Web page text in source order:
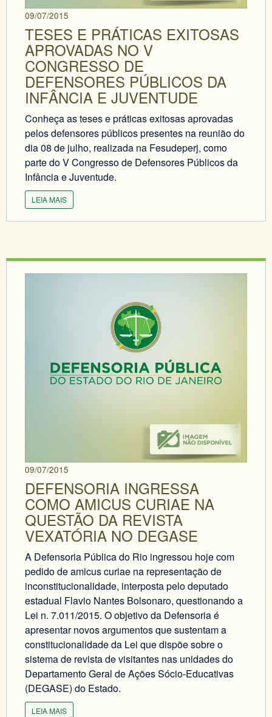
09/07/2015
TESES E PRÁTICAS EXITOSAS
APROVADAS NO V
CONGRESSO DE
DEFENSORES PÚBLICOS DA
INFÂNCIA E JUVENTUDE
Conheça as teses e práticas exitosas aprovadas
pelos defensores públicos presentes na reunião do
dia 08 de julho, realizada na Fesudeperj, como
parte do V Congresso de Defensores Públicos da
Infância e Juventude.
LEIA MAIS
09/07/2015
DEFENSORIA INGRESSA
COMO AMICUS CURIAE NA
QUESTÃO DA REVISTA
VEXATÓRIA NO DEGASE
A Defensoria Pública do Rio ingressou hoje com
pedido de amicus curiae na representação de
inconstitucionalidade, interposta pelo deputado
estadual Flavio Nantes Bolsonaro, questionando a
Lei n. 7.011/2015. O objetivo da Defensoria é
apresentar novos argumentos que sustentam a
constitucionalidade da Lei que dispõe sobre o
sistema de revista de visitantes nas unidades do
Departamento Geral de Ações Sócio-Educativas
(DEGASE) do Estado.
LEIA MAIS